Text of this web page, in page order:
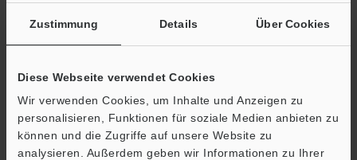
Zustimmung Details Über Cookies
Diese Webseite verwendet Cookies
Wir verwenden Cookies, um Inhalte und Anzeigen zu
personalisieren, Funktionen für soziale Medien anbieten zu
können und die Zugriffe auf unsere Website zu
analysieren. Außerdem geben wir Informationen zu Ihrer
Falls Sie sich noch nicht registriert haben, können Sie die
kostenlose Registrierung im nächsten Schritt abschließen.
E-Mail-Adresse (erforderlich)